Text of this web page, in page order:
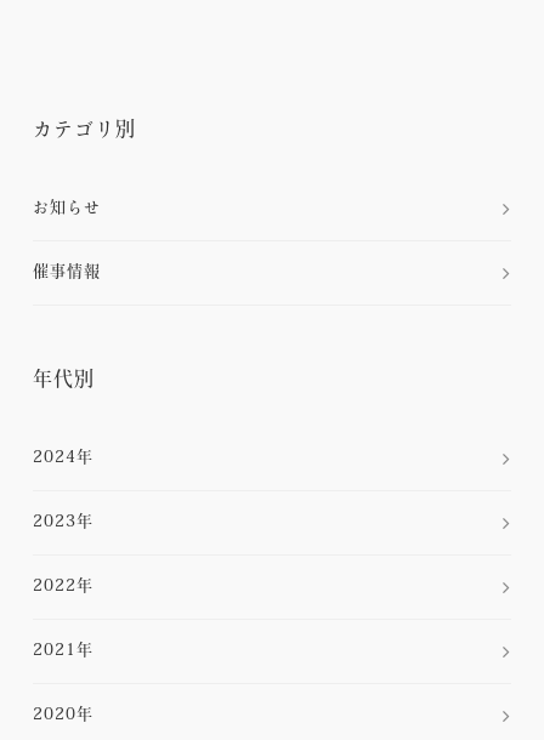
カテゴリ別
お知らせ
催事情報
年代別
2024年
2023年
2022年
2021年
2020年